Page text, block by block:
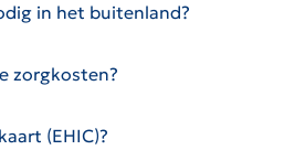
in het buitenland?
zorgkosten?
(EHIC)?